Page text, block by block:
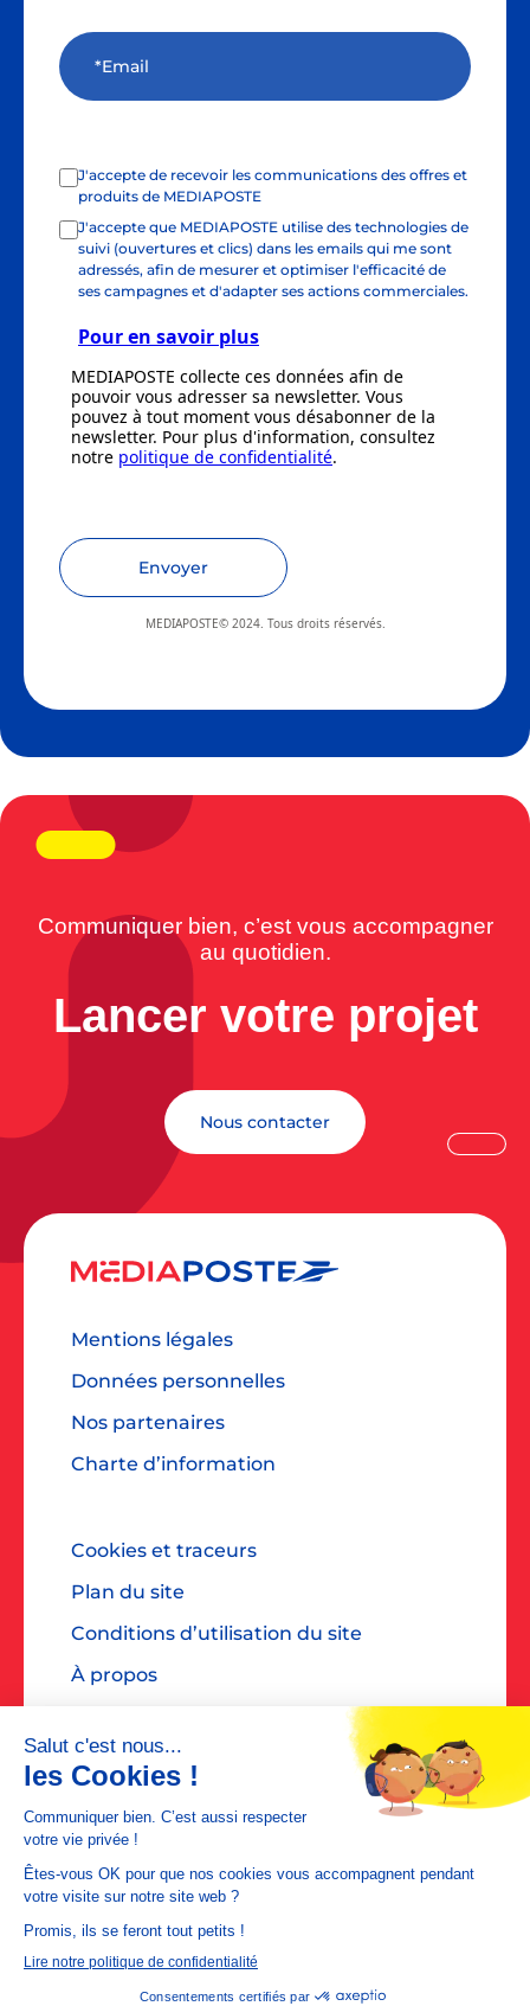
J'accepte de recevoir les communications des offres et
produits de MEDIAPOSTE
J'accepte que MEDIAPOSTE utilise des technologies de
suivi (ouvertures et clics) dans les emails qui me sont
adressés, afin de mesurer et optimiser l'efficacité de
ses campagnes et d'adapter ses actions commerciales.
Pour en savoir plus
MEDIAPOSTE collecte ces données afin de
pouvoir vous adresser sa newsletter. Vous
pouvez à tout moment vous désabonner de la
newsletter. Pour plus d'information, consultez
notre politique de confidentialité.
Envoyer
MEDIAPOSTE© 2024. Tous droits réservés.
Communiquer bien, c’est vous accompagner
au quotidien.
Lancer votre projet
Nous contacter
Mentions légales
Données personnelles
Nos partenaires
Charte d’information
Cookies et traceurs
Plan du site
Conditions d’utilisation du site
À propos
Accessibilité : non conforme
Contact presse : diane@dialoguespr.fr
MEDIAPOSTE est une filiale de
©2026 MEDIAPOSTE